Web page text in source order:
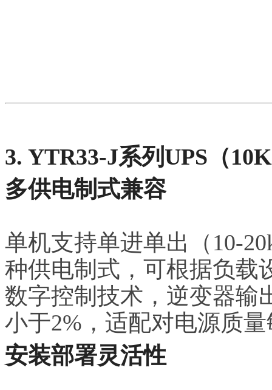
3. YTR33-J系列UPS（
多供电制式兼容
单机支持单进单出（10-
种供电制式，可根据负载
数字控制技术，逆变器输
小于2%，适配对电源质
安装部署灵活性